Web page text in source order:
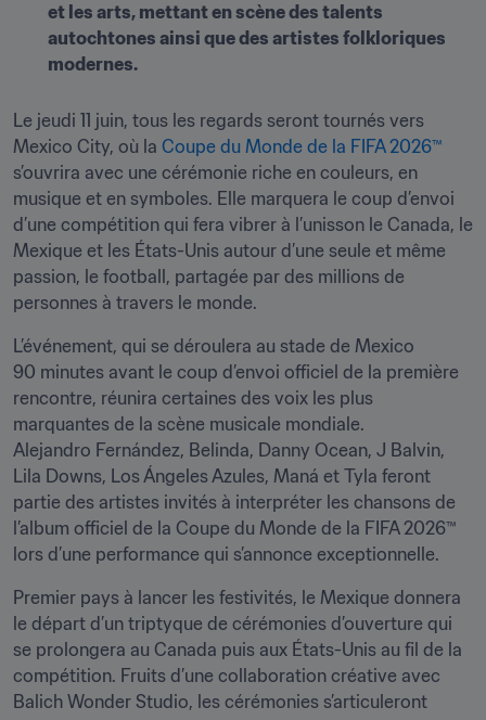
et les arts, mettant en scène des talents
autochtones ainsi que des artistes folkloriques
modernes.
Le jeudi 11 juin, tous les regards seront tournés vers
Mexico City, où la Coupe du Monde de la FIFA 2026™
s’ouvrira avec une cérémonie riche en couleurs, en
musique et en symboles. Elle marquera le coup d’envoi
d’une compétition qui fera vibrer à l’unisson le Canada, le
Mexique et les États-Unis autour d’une seule et même
passion, le football, partagée par des millions de
personnes à travers le monde.
L’événement, qui se déroulera au stade de Mexico
90 minutes avant le coup d’envoi officiel de la première
rencontre, réunira certaines des voix les plus
marquantes de la scène musicale mondiale.
Alejandro Fernández, Belinda, Danny Ocean, J Balvin,
Lila Downs, Los Ángeles Azules, Maná et Tyla feront
partie des artistes invités à interpréter les chansons de
l’album officiel de la Coupe du Monde de la FIFA 2026™
lors d’une performance qui s’annonce exceptionnelle.
Premier pays à lancer les festivités, le Mexique donnera
le départ d’un triptyque de cérémonies d’ouverture qui
se prolongera au Canada puis aux États-Unis au fil de la
compétition. Fruits d’une collaboration créative avec
Balich Wonder Studio, les cérémonies s’articuleront